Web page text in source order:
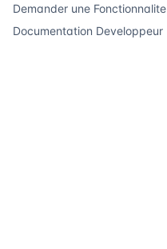
Demander une Fonctionnalite
Documentation Developpeur